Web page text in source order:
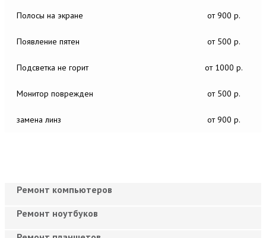
Полосы на экране от 900 р.
Появление пятен от 500 р.
Подсветка не горит от 1000 р.
Монитор поврежден от 500 р.
замена линз от 900 р.
Ремонт компьютеров
Ремонт ноутбуков